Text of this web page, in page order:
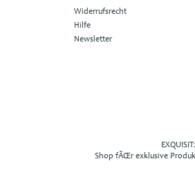
Widerrufsrecht
Hilfe
Newsletter
Shop fÃŒr exklusive